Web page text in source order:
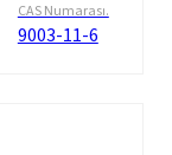
CAS Numarası.
9003-11-6